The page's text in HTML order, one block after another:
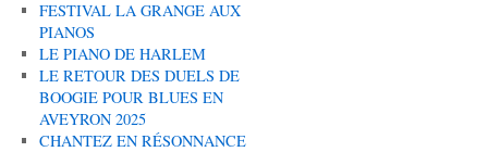
FESTIVAL LA GRANGE AUX
PIANOS
LE PIANO DE HARLEM
LE RETOUR DES DUELS DE
BOOGIE POUR BLUES EN
AVEYRON 2025
CHANTEZ EN RÉSONNANCE